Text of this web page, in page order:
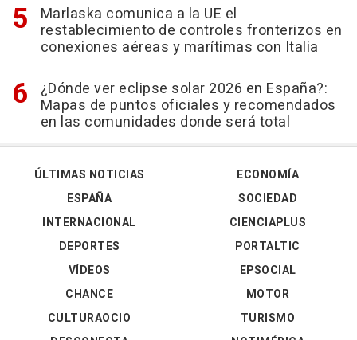
Marlaska comunica a la UE el
restablecimiento de controles fronterizos en
conexiones aéreas y marítimas con Italia
¿Dónde ver eclipse solar 2026 en España?:
Mapas de puntos oficiales y recomendados
en las comunidades donde será total
ÚLTIMAS NOTICIAS
ESPAÑA
INTERNACIONAL
DEPORTES
VÍDEOS
ECONOMÍA
SOCIEDAD
CIENCIAPLUS
PORTALTIC
EPSOCIAL
CHANCE
CULTURAOCIO
MOTOR
TURISMO